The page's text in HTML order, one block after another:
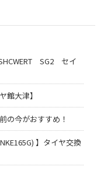
SG2 セイ
館大津】
の今がおすすめ！
】タイヤ交換